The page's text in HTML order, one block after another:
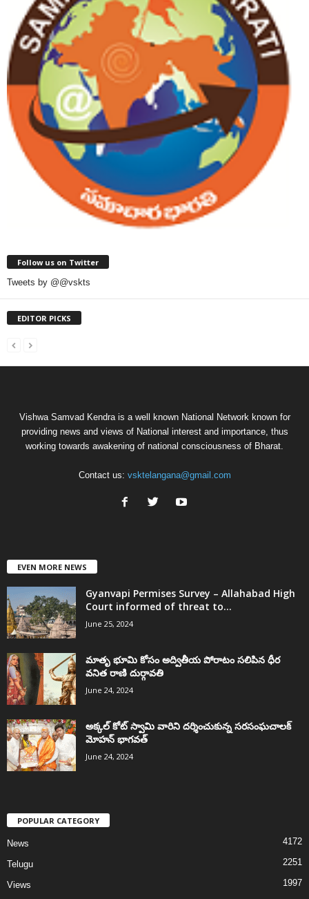
Follow us on Twitter
Tweets by @@vskts
EDITOR PICKS
Vishwa Samvad Kendra is a well known National Network known for
providing news and views of National interest and importance, thus
working towards awakening of national consciousness of Bharat.
Contact us: vsktelangana@gmail.com
EVEN MORE NEWS
Gyanvapi Permises Survey – Allahabad High
Court informed of threat to...
June 25, 2024
మాతృ భూమి కోసం అద్వితీయ పోరాటం సలిపిన ధీర
వనిత రాణి దుర్గావతి
June 24, 2024
అక్కల్‌ కోట్‌ స్వామి వారిని దర్శించుకున్న సరసంఘచాలక్
మోహన్ భాగవత్
June 24, 2024
POPULAR CATEGORY
News 4172
Telugu 2251
Views
1997